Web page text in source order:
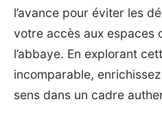
l’avance pour éviter les
votre accès aux espaces
l’abbaye. En explorant
incomparable,
sens dans un cadre